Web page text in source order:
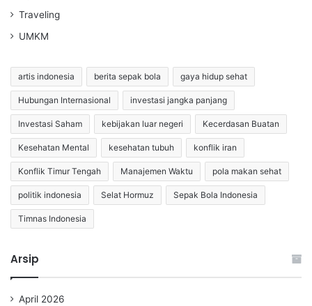
Traveling
UMKM
artis indonesia berita sepak bola gaya hidup sehat
Hubungan Internasional investasi jangka panjang
Investasi Saham kebijakan luar negeri Kecerdasan Buatan
Kesehatan Mental kesehatan tubuh konflik iran
Konflik Timur Tengah Manajemen Waktu pola makan sehat
politik indonesia Selat Hormuz Sepak Bola Indonesia
Timnas Indonesia
Arsip
April 2026